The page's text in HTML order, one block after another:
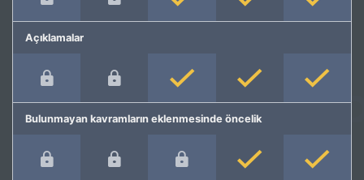
Açıklamalar
Bulunmayan kavramların eklenmesinde öncelik